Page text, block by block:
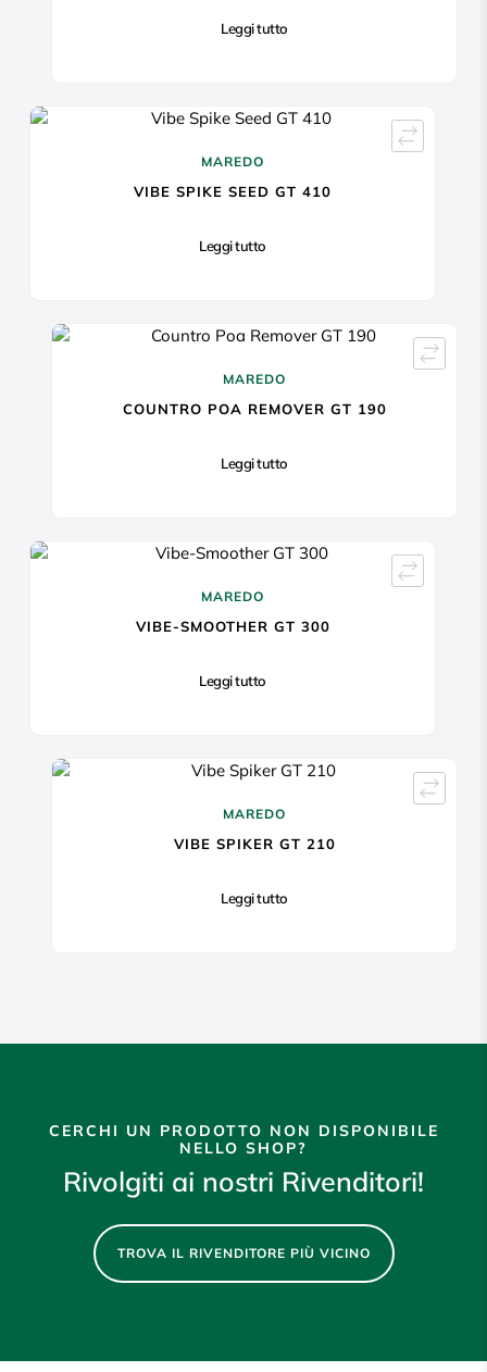
Leggi tutto
MAREDO
VIBE SPIKE SEED GT 410
Leggi tutto
MAREDO
COUNTRO POA REMOVER GT 190
Leggi tutto
MAREDO
VIBE-SMOOTHER GT 300
Leggi tutto
MAREDO
VIBE SPIKER GT 210
Leggi tutto
CERCHI UN PRODOTTO NON DISPONIBILE
NELLO SHOP?
Rivolgiti ai nostri Rivenditori!
TROVA IL RIVENDITORE PIÙ VICINO